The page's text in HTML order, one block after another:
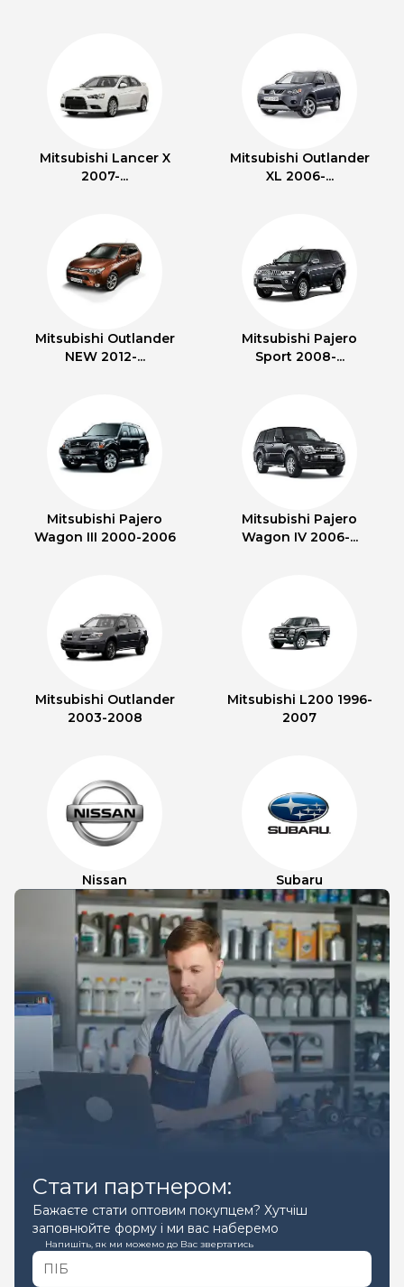
Mitsubishi Lancer X
2007-...
Mitsubishi Outlander
XL 2006-...
Mitsubishi Outlander
NEW 2012-...
Mitsubishi Pajero
Sport 2008-...
Mitsubishi Pajero
Wagon III 2000-2006
Mitsubishi Pajero
Wagon IV 2006-...
Mitsubishi Outlander
2003-2008
Mitsubishi L200 1996-
2007
Nissan Subaru
Стати партнером:
Бажаєте стати оптовим покупцем? Хутчіш
заповнюйте форму і ми вас наберемо
Напишіть, як ми можемо до Вас звертатись